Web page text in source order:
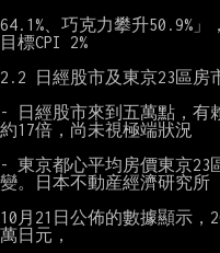
64.1%、巧克力攀升50.9%
目標CPI 2%
2.2 日經股市及東京23區房
- 日經股市來到五萬點，有
約17倍，尚未視極端狀況
- 東京都心平均房價東京23
變。日本不動産經濟研究所
10月21日公佈的數據顯示，
萬日元，